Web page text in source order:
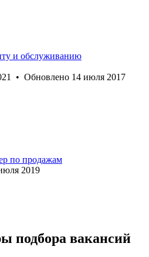
и обслуживанию
• Обновлено 14 июля 2017
по продажам
2019
подбора вакансий